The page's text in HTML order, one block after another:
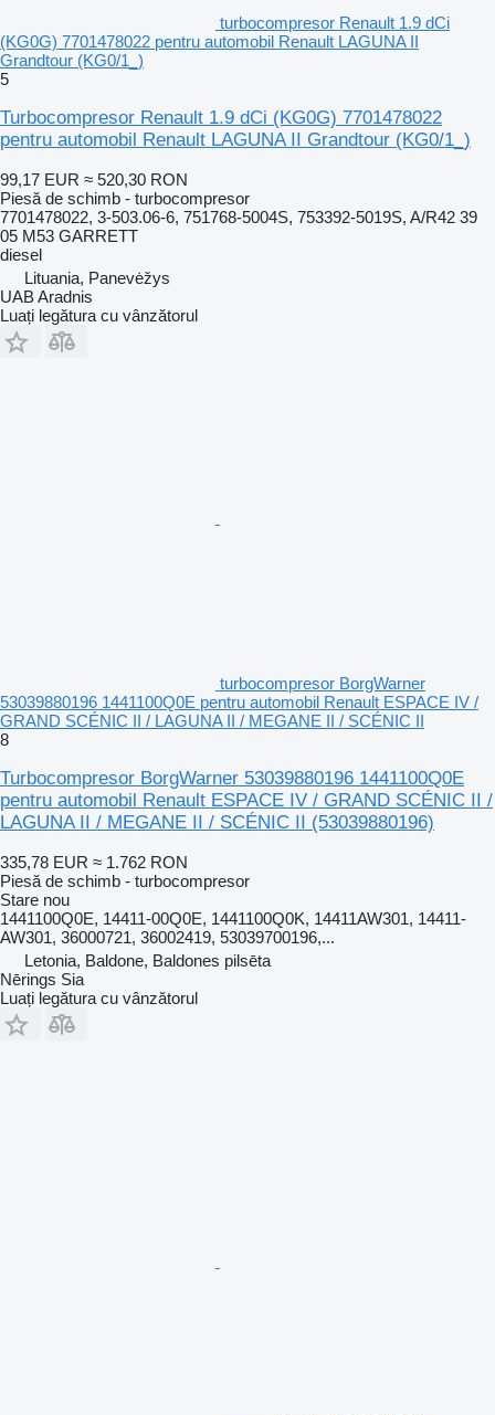
turbocompresor Renault 1.9 dCi
(KG0G) 7701478022 pentru automobil Renault LAGUNA II
Grandtour (KG0/1_)
5
Turbocompresor Renault 1.9 dCi (KG0G) 7701478022
pentru automobil Renault LAGUNA II Grandtour (KG0/1_)
99,17 EUR ≈ 520,30 RON
Piesă de schimb - turbocompresor
7701478022, 3-503.06-6, 751768-5004S, 753392-5019S, A/R42 39
05 M53 GARRETT
diesel
Lituania, Panevėžys
UAB Aradnis
Luați legătura cu vânzătorul
turbocompresor BorgWarner
53039880196 1441100Q0E pentru automobil Renault ESPACE IV /
GRAND SCÉNIC II / LAGUNA II / MEGANE II / SCÉNIC II
8
Turbocompresor BorgWarner 53039880196 1441100Q0E
pentru automobil Renault ESPACE IV / GRAND SCÉNIC II /
LAGUNA II / MEGANE II / SCÉNIC II (53039880196)
335,78 EUR ≈ 1.762 RON
Piesă de schimb - turbocompresor
Stare nou
1441100Q0E, 14411-00Q0E, 1441100Q0K, 14411AW301, 14411-
AW301, 36000721, 36002419, 53039700196,...
Letonia, Baldone, Baldones pilsēta
Nērings Sia
Luați legătura cu vânzătorul